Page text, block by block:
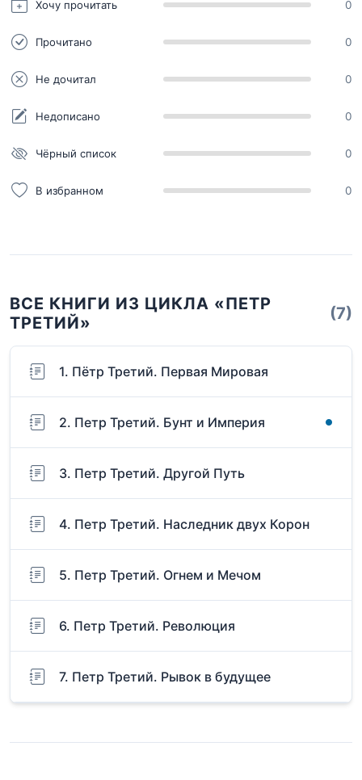
Хочу прочитать 0
Прочитано 0
Не дочитал 0
Недописано 0
Чёрный список 0
В избранном 0
ВСЕ КНИГИ ИЗ ЦИКЛА «ПЕТР
ТРЕТИЙ»
(7)
1. Пётр Третий. Первая Мировая
2. Петр Третий. Бунт и Империя
3. Петр Третий. Другой Путь
4. Петр Третий. Наследник двух Корон
5. Петр Третий. Огнем и Мечом
6. Петр Третий. Революция
7. Петр Третий. Рывок в будущее